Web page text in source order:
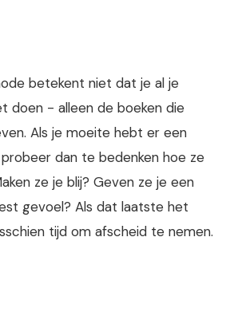
betekent niet dat je al je
doen - alleen de boeken die
Als je moeite hebt er een
dan te bedenken hoe ze
ze je blij? Geven ze je een
gevoel? Als dat laatste het
tijd om afscheid te nemen.